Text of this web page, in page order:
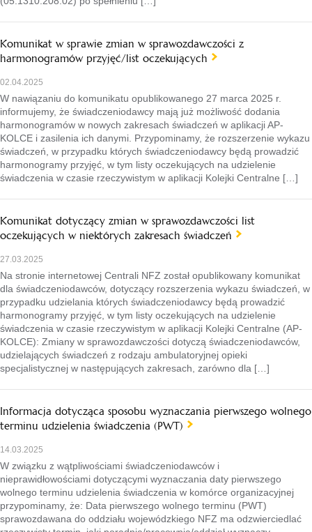
Komunikat w sprawie zmian w sprawozdawczości z
harmonogramów przyjęć/list oczekujących
02.04.2025
W nawiązaniu do komunikatu opublikowanego 27 marca 2025 r.
informujemy, że świadczeniodawcy mają już możliwość dodania
harmonogramów w nowych zakresach świadczeń w aplikacji AP-
KOLCE i zasilenia ich danymi. Przypominamy, że rozszerzenie wykazu
świadczeń, w przypadku których świadczeniodawcy będą prowadzić
harmonogramy przyjęć, w tym listy oczekujących na udzielenie
świadczenia w czasie rzeczywistym w aplikacji Kolejki Centralne […]
Komunikat dotyczący zmian w sprawozdawczości list
oczekujących w niektórych zakresach świadczeń
27.03.2025
Na stronie internetowej Centrali NFZ został opublikowany komunikat
dla świadczeniodawców, dotyczący rozszerzenia wykazu świadczeń, w
przypadku udzielania których świadczeniodawcy będą prowadzić
harmonogramy przyjęć, w tym listy oczekujących na udzielenie
świadczenia w czasie rzeczywistym w aplikacji Kolejki Centralne (AP-
KOLCE): Zmiany w sprawozdawczości dotyczą świadczeniodawców,
udzielających świadczeń z rodzaju ambulatoryjnej opieki
specjalistycznej w następujących zakresach, zarówno dla […]
Informacja dotycząca sposobu wyznaczania pierwszego wolnego
terminu udzielenia świadczenia (PWT)
14.03.2025
W związku z wątpliwościami świadczeniodawców i
nieprawidłowościami dotyczącymi wyznaczania daty pierwszego
wolnego terminu udzielenia świadczenia w komórce organizacyjnej
przypominamy, że: Data pierwszego wolnego terminu (PWT)
sprawozdawana do oddziału wojewódzkiego NFZ ma odzwierciedlać